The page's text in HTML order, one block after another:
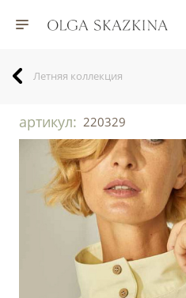
Летняя коллекция
артикул: 220329